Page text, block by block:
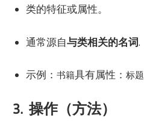
类的特征或属性。
通常源自与类相关的名词.
示例： 书籍具有属性： 标题
3.操作（方法）